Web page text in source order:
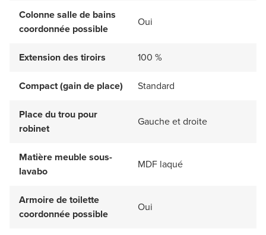
Colonne salle de bains
coordonnée possible
Oui
Extension des tiroirs 100 %
Compact (gain de place) Standard
Place du trou pour
robinet
Gauche et droite
Matière meuble sous-
lavabo
MDF laqué
Armoire de toilette
coordonnée possible
Oui